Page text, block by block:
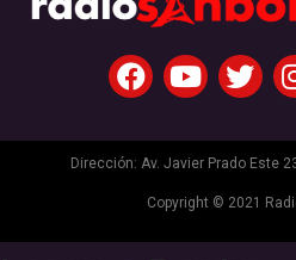
Dirección: Av. Javier Prado Este
Copyright © 2021